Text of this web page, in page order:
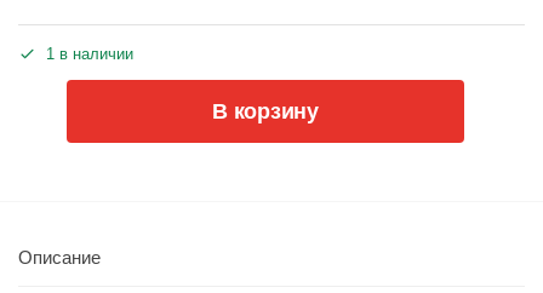
1 в наличии
В корзину
Описание